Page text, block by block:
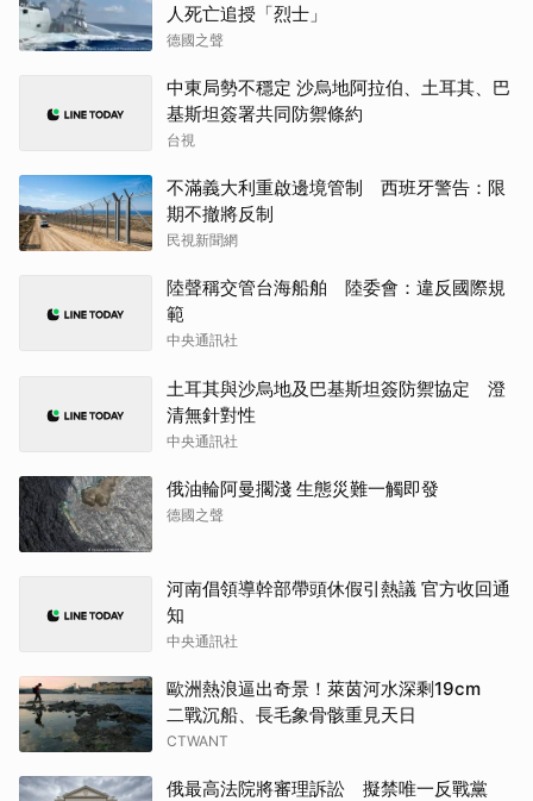
人死亡追授「烈士」
德國之聲
中東局勢不穩定 沙烏地阿拉伯、土耳其、巴
基斯坦簽署共同防禦條約
台視
不滿義大利重啟邊境管制 西班牙警告：限
期不撤將反制
民視新聞網
陸聲稱交管台海船舶 陸委會：違反國際規
範
中央通訊社
土耳其與沙烏地及巴基斯坦簽防禦協定 澄
清無針對性
中央通訊社
俄油輪阿曼擱淺 生態災難一觸即發
德國之聲
河南倡領導幹部帶頭休假引熱議 官方收回通
知
中央通訊社
歐洲熱浪逼出奇景！萊茵河水深剩19cm
二戰沉船、長毛象骨骸重見天日
CTWANT
俄最高法院將審理訴訟 擬禁唯一反戰黨